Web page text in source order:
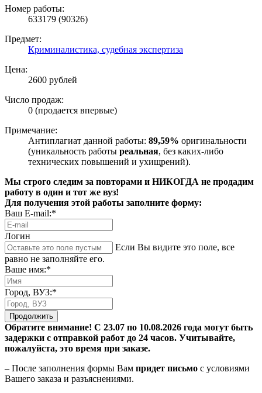
Номер работы:
633179 (90326)
Предмет:
Криминалистика, судебная экспертиза
Цена:
2600 рублей
Число продаж:
0 (продается впервые)
Примечание:
Антиплагиат данной работы: 89,59% оригинальности
(уникальность работы реальная, без каких-либо
технических повышений и ухищрений).
Мы строго следим за повторами и НИКОГДА не продадим
работу в один и тот же вуз!
Для получения этой работы заполните форму:
Ваш E-mail:*
Логин
Если Вы видите это поле, все
равно не заполняйте его.
Ваше имя:*
Город, ВУЗ:*
Продолжить
Обратите внимание! С 23.07 по 10.08.2026 года могут быть
задержки с отправкой работ до 24 часов. Учитывайте,
пожалуйста, это время при заказе.
– После заполнения формы Вам придет письмо с условиями
Вашего заказа и разъяснениями.